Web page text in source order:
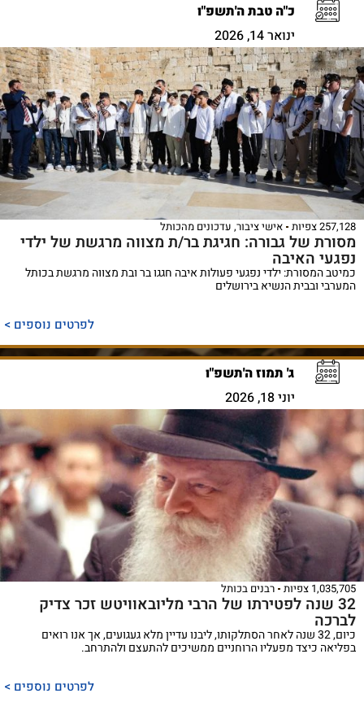
כ"ה טבת ה'תשפ"ו
ינואר 14, 2026
257,128 צפיות אישי ציבור, עדכונים מהכותל
מסורת של גבורה: חגיגת בר/ת מצווה מרגשת של ילדי
נפגעי האיבה
כמיטב המסורת: ילדי נפגעי פעולות איבה חגגו בר ובת מצווה מרגשת בכותל
המערבי ובבית הנשיא בירושלים
לפרטים נוספים >
ג' תמוז ה'תשפ"ו
יוני 18, 2026
1,035,705 צפיות רבנים בכותל
32 שנה לפטירתו של הרבי מליובאוויטש זכר צדיק
לברכה
כיום, 32 שנה לאחר הסתלקותו, ליבנו עדיין מלא געגועים, אך אנו רואים
בפליאה כיצד מפעליו הרוחניים ממשיכים להתעצם ולהתרחב.
לפרטים נוספים >